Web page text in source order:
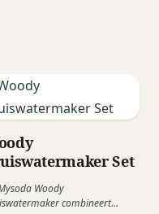
Set
Woody
combineert